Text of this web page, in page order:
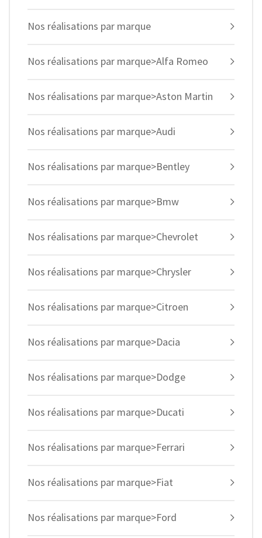
Nos réalisations par marque
Nos réalisations par marque>Alfa Romeo
Nos réalisations par marque>Aston Martin
Nos réalisations par marque>Audi
Nos réalisations par marque>Bentley
Nos réalisations par marque>Bmw
Nos réalisations par marque>Chevrolet
Nos réalisations par marque>Chrysler
Nos réalisations par marque>Citroen
Nos réalisations par marque>Dacia
Nos réalisations par marque>Dodge
Nos réalisations par marque>Ducati
Nos réalisations par marque>Ferrari
Nos réalisations par marque>Fiat
Nos réalisations par marque>Ford